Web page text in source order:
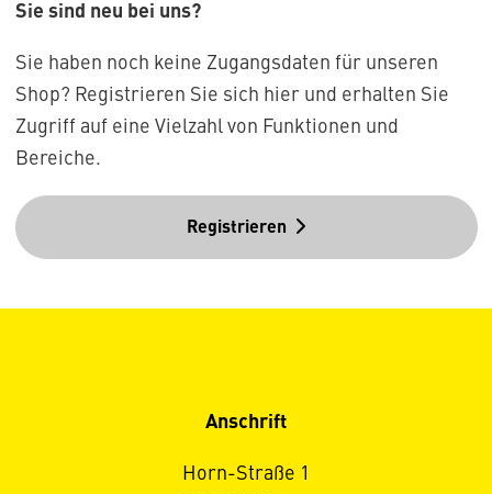
Sie sind neu bei uns?
Sie haben noch keine Zugangsdaten für unseren
Shop? Registrieren Sie sich hier und erhalten Sie
Zugriff auf eine Vielzahl von Funktionen und
Bereiche.
Registrieren
Anschrift
Horn-Straße 1